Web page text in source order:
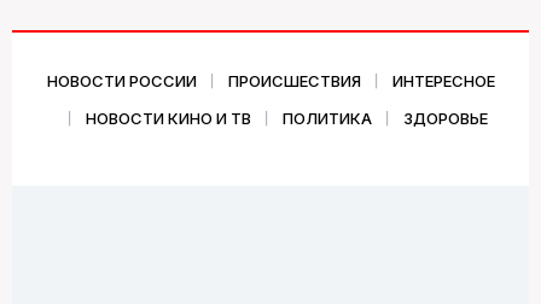
НОВОСТИ РОССИИ ПРОИСШЕСТВИЯ
ИНТЕРЕСНОЕ
НОВОСТИ КИНО И ТВ
ПОЛИТИКА ЗДОРОВЬЕ